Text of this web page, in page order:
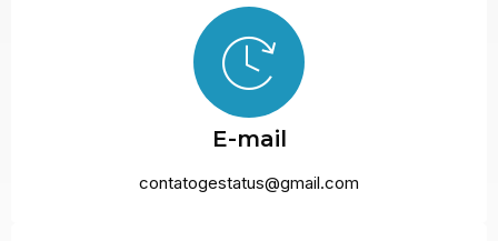
E-mail
contatogestatus@gmail.com